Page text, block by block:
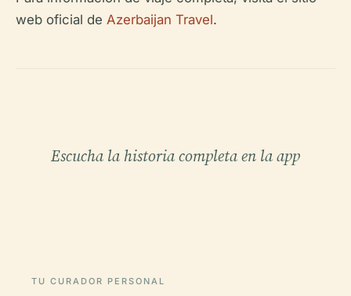
web oficial de Azerbaijan Travel.
Escucha la historia completa en la app
TU CURADOR PERSONAL